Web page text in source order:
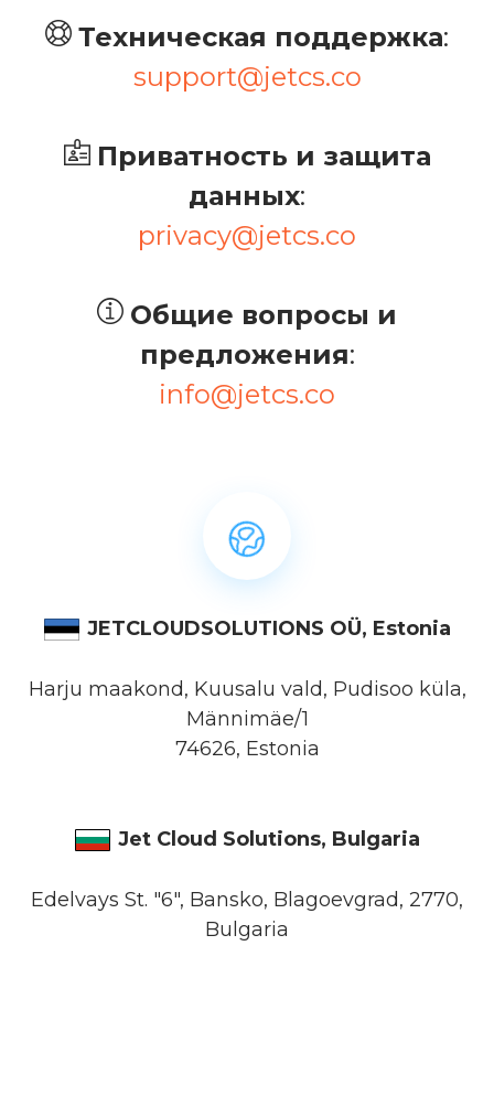
Техническая поддержка:
support@jetcs.co
Приватность и защита
данных:
privacy@jetcs.co
Общие вопросы и
предложения:
info@jetcs.co
JETCLOUDSOLUTIONS OÜ, Estonia
Harju maakond, Kuusalu vald, Pudisoo küla,
Männimäe/1
74626, Estonia
Jet Cloud Solutions, Bulgaria
Edelvays St. "6", Bansko, Blagoevgrad, 2770,
Bulgaria